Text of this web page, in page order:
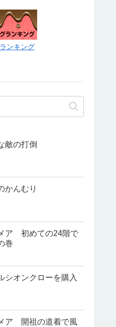
ンキング
敵の打倒
かんむり
ア 初めての24階で
巻
シオンクローを購入
ア 開祖の道着で風